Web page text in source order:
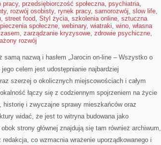
pracy, przedsiębiorczość społeczna, psychiatria,
, rozwój osobisty, rynek pracy, samorozwój, slow life,
, street food, Styl życia, szkolenia online, sztuczna
społeczne, webinary, wiatraki, wino, własna
, zarządzanie kryzysowe, zdrowie psychiczne,
rozwój
nazwą i hasłem „Jarocin on-line – Wszystko o
celem jest udostępnianie najbardziej
szerzej o okolicznych miejscowościach i całym
łączy się z codziennym spojrzeniem na życie
i zwyczajne sprawy mieszkańców oraz
widać, że jest to witryna budowana jako
strony głównej znajdują się tam również archiwum,
co wzmacnia wrażenie uporządkowanego i